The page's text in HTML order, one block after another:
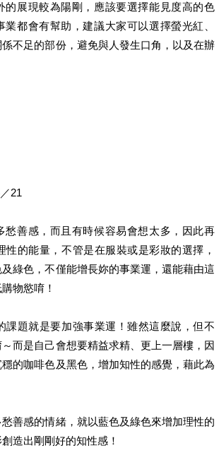
的展現較為陽剛，應該要選擇能見度高的色
都會有幫助，建議大家可以選擇螢光紅、
不足的部份，避免與人發生口角，以及在辦
21
愁善感，而且有時候容易會想太多，因此再
性的能量，不管是在服裝或是彩妝的選擇，
綠色，不僅能增長妳的事業運，還能藉由這
物慾唷！
課題就是要加強事業運！雖然這麼說，但不
而是自己會想要精益求精、更上一層樓，因
的咖啡色及黑色，增加知性的感覺，藉此為
善感的情緒，就以藍色及綠色來增加理性的
造出剛剛好的知性感！